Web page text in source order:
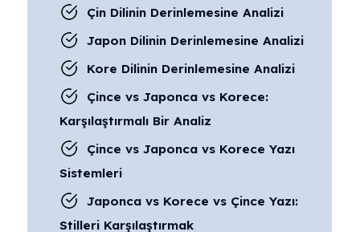
Çin Dilinin Derinlemesine Analizi
Japon Dilinin Derinlemesine Analizi
Kore Dilinin Derinlemesine Analizi
Çince vs Japonca vs Korece:
Karşılaştırmalı Bir Analiz
Çince vs Japonca vs Korece Yazı
Sistemleri
Japonca vs Korece vs Çince Yazı:
Stilleri Karşılaştırmak